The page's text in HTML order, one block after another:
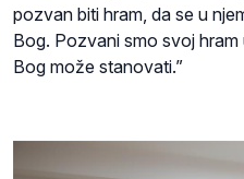
pozvan biti hram, da se u
Bog. Pozvani smo svoj
Bog može stanovati.”